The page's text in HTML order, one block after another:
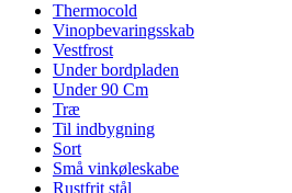
*Total bredde inkl. luftkanal: 160,8 cm
Kølesystem
Antal kølezoner
KøleteknologiKompressor
KølemiddelR600a
Afisning, type
Alarm for store
Temperaturområde
Forbrug
Thermocold
Vinopbevaringsskab
Vestfrost
Under bordpladen
Under 90 Cm
Træ
Til indbygning
Sort
Små vinkøleskabe
Rustfrit stål